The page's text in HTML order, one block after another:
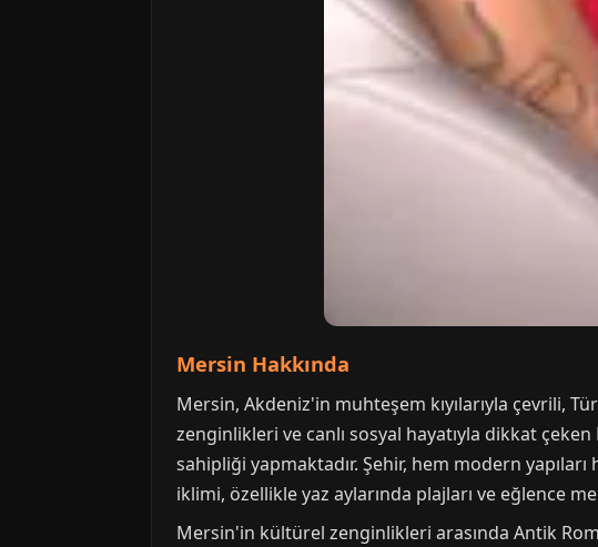
Mersin Hakkında
Mersin, Akdeniz'in muhteşem kıyılarıyla çevrili,
zenginlikleri ve canlı sosyal hayatıyla dikkat
sahipliği yapmaktadır. Şehir, hem modern
iklimi, özellikle yaz aylarında plajları ve eğlence
Mersin'in kültürel zenginlikleri arasında Antik